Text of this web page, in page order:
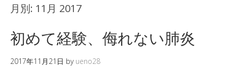
月別: 11月 2017
初めて経験、侮れない肺炎
2017年11月21日 by ueno28